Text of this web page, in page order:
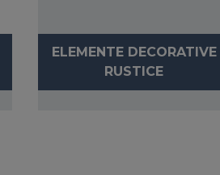
ELEMENTE DECORATIVE
RUSTICE